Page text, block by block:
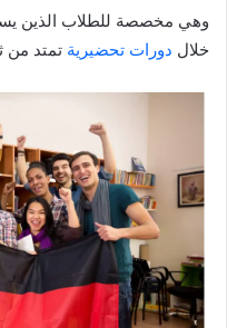
وهي مخصصة للطلاب الذين
خلال دورات تحضيرية تمتد من